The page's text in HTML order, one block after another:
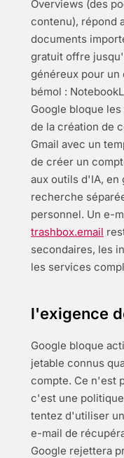
Overviews (des
contenu), répond
documents
gratuit offre
généreux pour un
bémol :
Google bloque
de la création de
Gmail avec un
de créer un
aux outils d'IA, en
recherche
personnel. Un e-
trashbox.email
secondaires, les
les services
l'exigence
Google bloque
jetable connus
compte. Ce n'est
c'est une
tentez d'utiliser
e-mail de
Google rejettera